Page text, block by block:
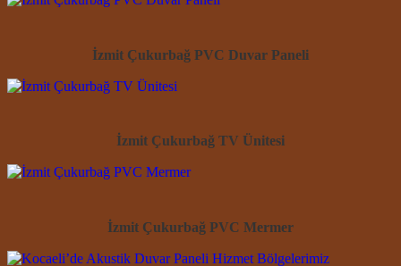
İzmit Çukurbağ PVC Duvar Paneli
İzmit Çukurbağ TV Ünitesi
İzmit Çukurbağ PVC Mermer